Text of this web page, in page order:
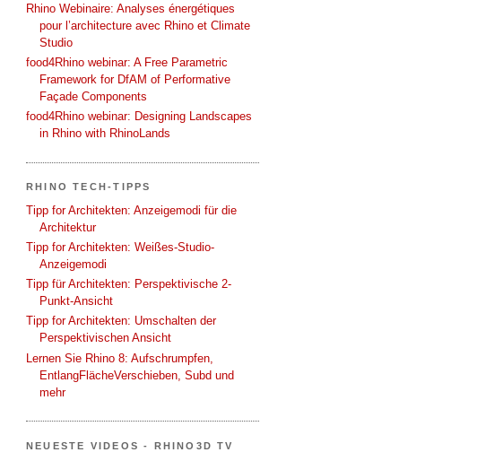
Rhino Webinaire: Analyses énergétiques
pour l’architecture avec Rhino et Climate
Studio
food4Rhino webinar: A Free Parametric
Framework for DfAM of Performative
Façade Components
food4Rhino webinar: Designing Landscapes
in Rhino with RhinoLands
RHINO TECH-TIPPS
Tipp for Architekten: Anzeigemodi für die
Architektur
Tipp for Architekten: Weißes-Studio-
Anzeigemodi
Tipp für Architekten: Perspektivische 2-
Punkt-Ansicht
Tipp for Architekten: Umschalten der
Perspektivischen Ansicht
Lernen Sie Rhino 8: Aufschrumpfen,
EntlangFlächeVerschieben, Subd und
mehr
NEUESTE VIDEOS - RHINO3D TV